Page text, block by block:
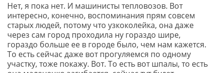
Нет, я пока нет. И машинисты тепловозов. Вот
интересно, конечно, воспоминания прям совсем
старых людей, потому что узкоколейка, она даже
через сам город проходила ну гораздо шире,
гораздо больше ее в городе было, чем нам кажется.
То есть сейчас даже вот прогуляемся по одному
участку, тоже покажу. Вот. То есть вот шпалы, то есть